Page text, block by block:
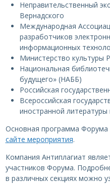
Неправительственный
Вернадского
Международная
разработчиков
информационных
Министерство культуры
Национальная
будущего» (НАББ)
Российская
Всероссийская
иностранной
Основная программа Форума
сайте мероприятия.
Компания Антиплагиат
участников Форума.
в различных секциях можно